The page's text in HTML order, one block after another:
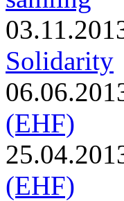
Solidarity
(EHF)
(EHF)